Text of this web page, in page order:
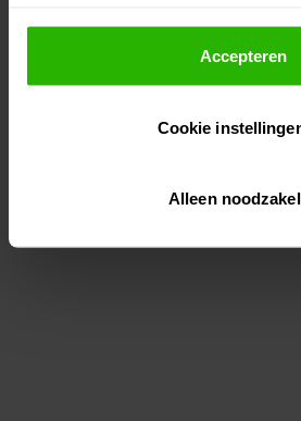
Als je op "Accepteer" klikt, dan
toestemming om cookies voor
gepersonaliseerde advertenties te
Lees hier meer over in ons
Via "Cookie instellingen" kun je ook
Accepteren
Cookie
Alleen